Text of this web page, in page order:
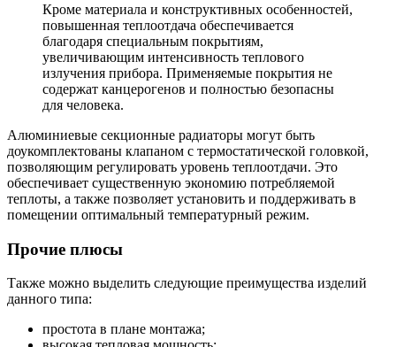
Кроме материала и конструктивных особенностей,
повышенная теплоотдача обеспечивается
благодаря специальным покрытиям,
увеличивающим интенсивность теплового
излучения прибора. Применяемые покрытия не
содержат канцерогенов и полностью безопасны
для человека.
Алюминиевые секционные радиаторы могут быть
доукомплектованы клапаном с термостатической головкой,
позволяющим регулировать уровень теплоотдачи. Это
обеспечивает существенную экономию потребляемой
теплоты, а также позволяет установить и поддерживать в
помещении оптимальный температурный режим.
Прочие плюсы
Также можно выделить следующие преимущества изделий
данного типа:
простота в плане монтажа;